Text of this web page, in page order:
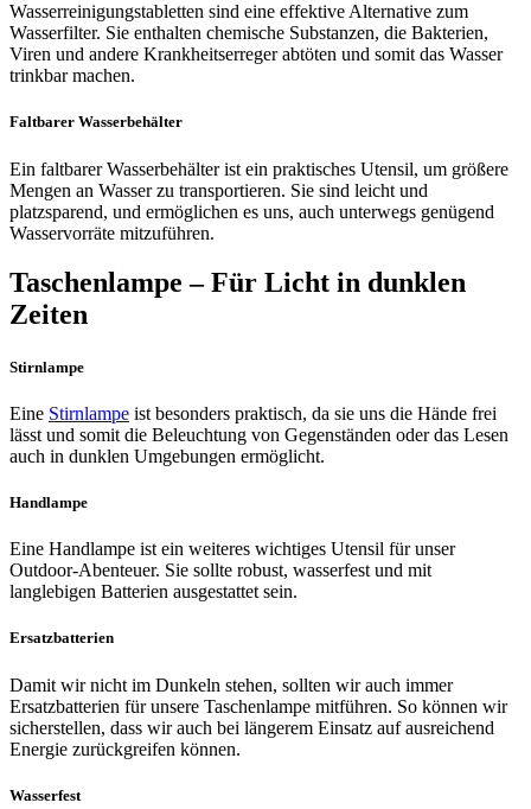
Wasserreinigungstabletten sind eine effektive Alternative zum
Wasserfilter. Sie enthalten chemische Substanzen, die Bakterien,
Viren und andere Krankheitserreger abtöten und somit das Wasser
trinkbar machen.
Faltbarer Wasserbehälter
Ein faltbarer Wasserbehälter ist ein praktisches Utensil, um größere
Mengen an Wasser zu transportieren. Sie sind leicht und
platzsparend, und ermöglichen es uns, auch unterwegs genügend
Wasservorräte mitzuführen.
Taschenlampe – Für Licht in dunklen
Zeiten
Stirnlampe
Eine Stirnlampe ist besonders praktisch, da sie uns die Hände frei
lässt und somit die Beleuchtung von Gegenständen oder das Lesen
auch in dunklen Umgebungen ermöglicht.
Handlampe
Eine Handlampe ist ein weiteres wichtiges Utensil für unser
Outdoor-Abenteuer. Sie sollte robust, wasserfest und mit
langlebigen Batterien ausgestattet sein.
Ersatzbatterien
Damit wir nicht im Dunkeln stehen, sollten wir auch immer
Ersatzbatterien für unsere Taschenlampe mitführen. So können wir
sicherstellen, dass wir auch bei längerem Einsatz auf ausreichend
Energie zurückgreifen können.
Wasserfest